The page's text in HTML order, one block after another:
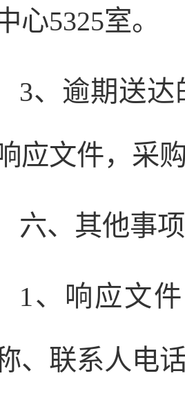
心5325室。
3、逾期送
应文件，采
六、其他事项
1、响应文
、联系人电